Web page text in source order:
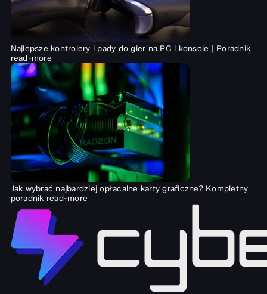
Najlepsze kontrolery i pady do gier na PC i konsole | Poradnik
read-more
Jak wybrać najbardziej opłacalne karty graficzne? Kompletny
poradnik read-more